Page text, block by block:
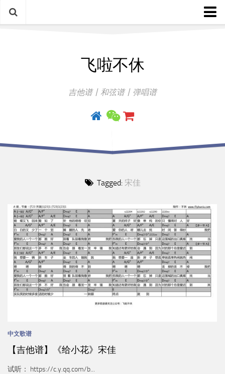
飞啦不休
吉他谱丨和弦谱丨弹唱谱
Tagged: 宋佳
中文歌谱
【吉他谱】《给小花》宋佳
试听： https://c.y.qq.com/b...